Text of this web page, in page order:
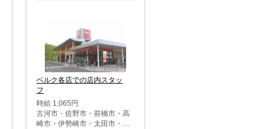
ベルク各店での店内スタッ
フ
時給 1,065円
古河市・佐野市・前橋市・高
崎市・伊勢崎市・太田市・館